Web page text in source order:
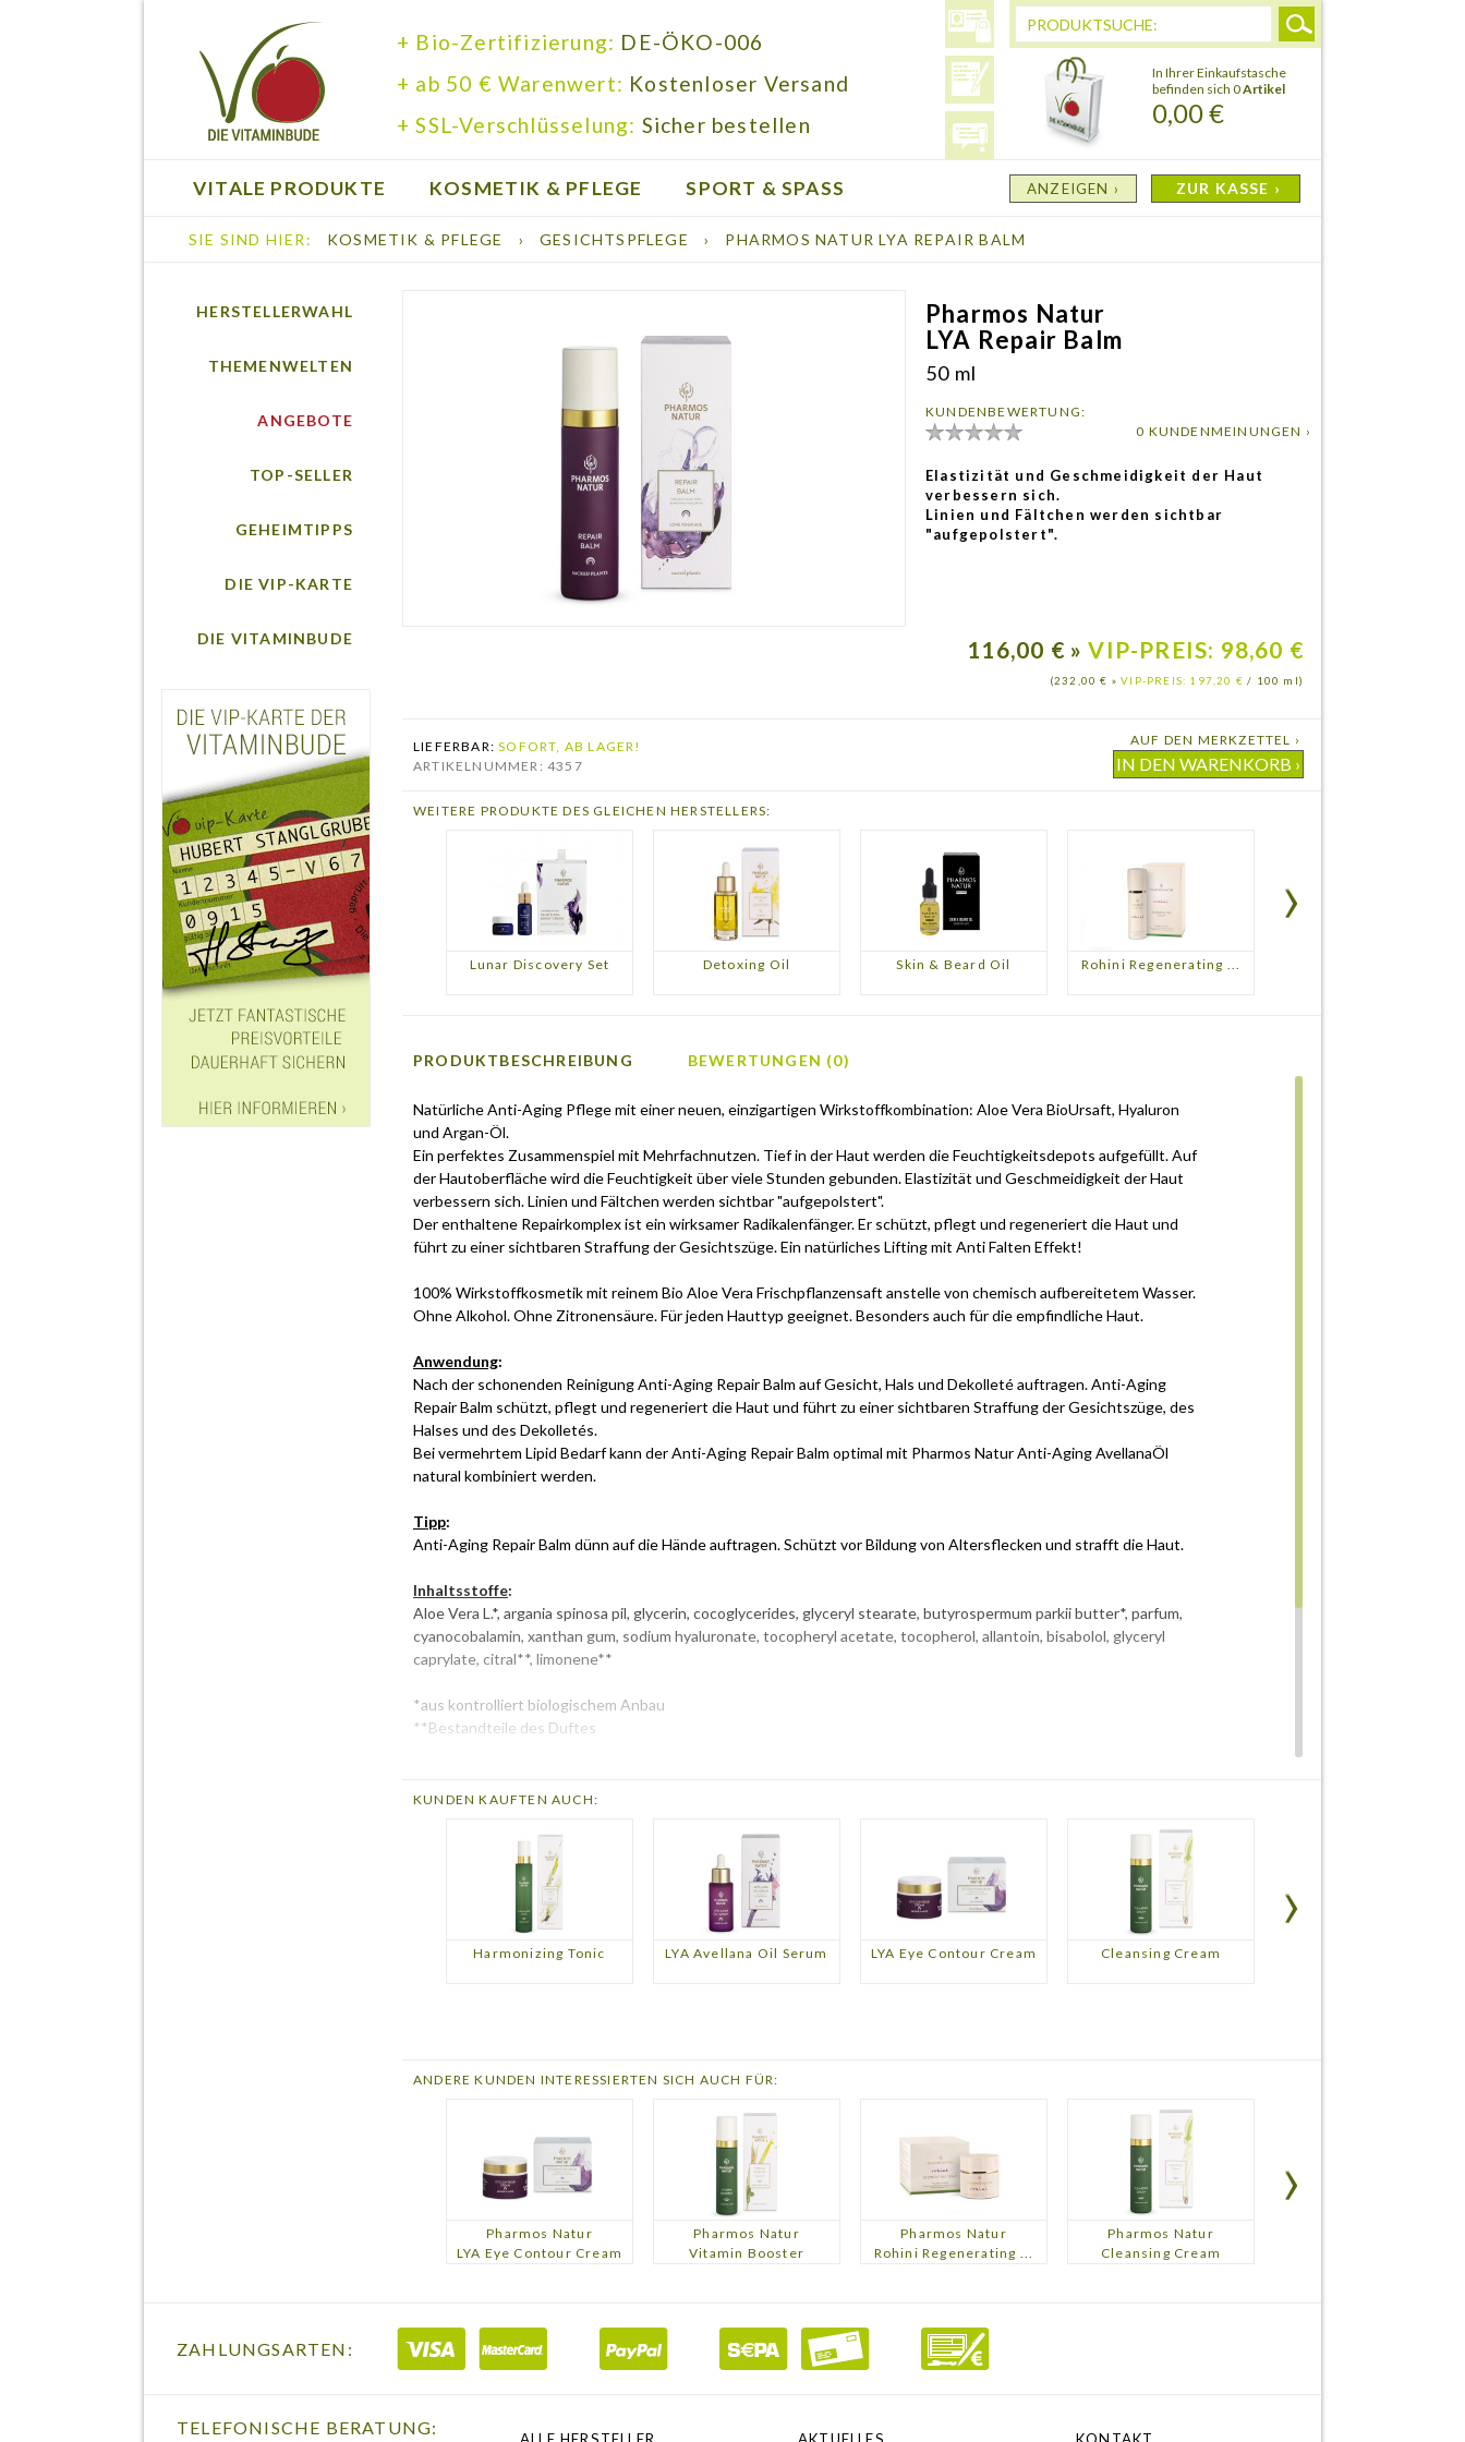
+ Bio-Zertifizierung: DE-ÖKO-006
+ ab 50 € Warenwert: Kostenloser Versand
+ SSL-Verschlüsselung: Sicher bestellen
VITALE PRODUKTE KOSMETIK & PFLEGE SPORT & SPASS
BÜCHER
In Ihrer Einkaufstasche
befinden sich 0Artikel
0,00 €
ANZEIGEN › ZUR KASSE ›
SIE SIND HIER: KOSMETIK & PFLEGE › GESICHTSPFLEGE › PHARMOS NATUR LYA REPAIR BALM
HERSTELLERWAHL
THEMENWELTEN
ANGEBOTE
TOP-SELLER
GEHEIMTIPPS
DIE VIP-KARTE
DIE VITAMINBUDE
Pharmos Natur
LYA Repair Balm
50 ml
KUNDENBEWERTUNG:
0 KUNDENMEINUNGEN ›
Elastizität und Geschmeidigkeit der Haut
verbessern sich.
Linien und Fältchen werden sichtbar
"aufgepolstert".
116,00 € »VIP-PREIS: 98,60 €
(232,00 € »VIP-PREIS: 197,20 € / 100 ml)
LIEFERBAR:SOFORT, AB LAGER!
ARTIKELNUMMER: 4357
AUF DEN MERKZETTEL ›
WEITERE PRODUKTE DES GLEICHEN HERSTELLERS:
Lunar Discovery Set Detoxing Oil Skin & Beard Oil Rohini Regenerating ...
PRODUKTBESCHREIBUNG BEWERTUNGEN (0)
Natürliche Anti-Aging Pflege mit einer neuen, einzigartigen Wirkstoffkombination: Aloe Vera BioUrsaft, Hyaluron
und Argan-Öl.
Ein perfektes Zusammenspiel mit Mehrfachnutzen. Tief in der Haut werden die Feuchtigkeitsdepots aufgefüllt. Auf
der Hautoberfläche wird die Feuchtigkeit über viele Stunden gebunden. Elastizität und Geschmeidigkeit der Haut
verbessern sich. Linien und Fältchen werden sichtbar "aufgepolstert".
Der enthaltene Repairkomplex ist ein wirksamer Radikalenfänger. Er schützt, pflegt und regeneriert die Haut und
führt zu einer sichtbaren Straffung der Gesichtszüge. Ein natürliches Lifting mit Anti Falten Effekt!
100% Wirkstoffkosmetik mit reinem Bio Aloe Vera Frischpflanzensaft anstelle von chemisch aufbereitetem Wasser.
Ohne Alkohol. Ohne Zitronensäure. Für jeden Hauttyp geeignet. Besonders auch für die empfindliche Haut.
Anwendung:
Nach der schonenden Reinigung Anti-Aging Repair Balm auf Gesicht, Hals und Dekolleté auftragen. Anti-Aging
Repair Balm schützt, pflegt und regeneriert die Haut und führt zu einer sichtbaren Straffung der Gesichtszüge, des
Halses und des Dekolletés.
Bei vermehrtem Lipid Bedarf kann der Anti-Aging Repair Balm optimal mit Pharmos Natur Anti-Aging AvellanaÖl
natural kombiniert werden.
Tipp:
Anti-Aging Repair Balm dünn auf die Hände auftragen. Schützt vor Bildung von Altersflecken und strafft die Haut.
Inhaltsstoffe:
Aloe Vera L.*, argania spinosa pil, glycerin, cocoglycerides, glyceryl stearate, butyrospermum parkii butter*, parfum,
cyanocobalamin, xanthan gum, sodium hyaluronate, tocopheryl acetate, tocopherol, allantoin, bisabolol, glyceryl
caprylate, citral**, limonene**
*aus kontrolliert biologischem Anbau
**Bestandteile des Duftes
KUNDEN KAUFTEN AUCH:
Harmonizing Tonic LYA Avellana Oil Serum LYA Eye Contour Cream Cleansing Cream
ANDERE KUNDEN INTERESSIERTEN SICH AUCH FÜR:
Pharmos Natur
LYA Eye Contour Cream
Pharmos Natur
Vitamin Booster
Pharmos Natur
Rohini Regenerating ...
Pharmos Natur
Cleansing Cream
ZAHLUNGSARTEN:
TELEFONISCHE BERATUNG: